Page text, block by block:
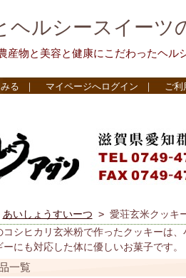
ヘルシースイーツ
物と美容と健康にこだわったヘル
る ｜ マイページへログイン ｜ ご利
あいしょうすいーつ > 愛荘玄米クッキ
コシヒカリ玄米粉で作ったクッキーは
ーにも対応した体に優しいお菓子です。
一覧